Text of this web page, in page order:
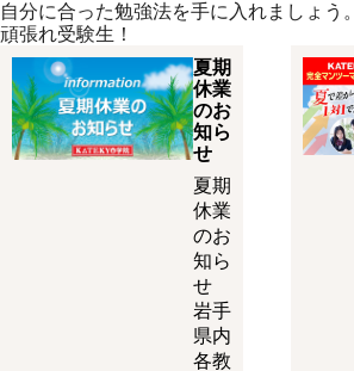
自分に合った勉強法を手に入れましょう。
頑張れ受験生！
夏期
休業
のお
知ら
せ
夏期
休業
のお
知ら
せ
岩手
県内
各教